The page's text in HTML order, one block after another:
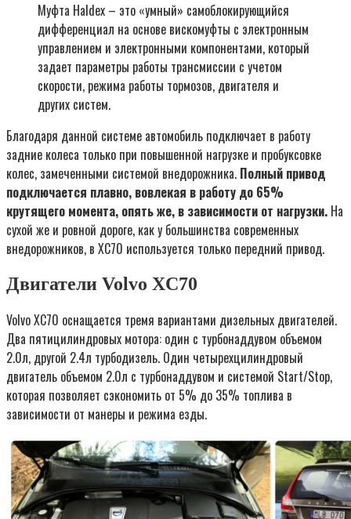
Муфта Haldex – это «умный» самоблокирующийся
дифференциал на основе вискомуфты с электронным
управлением и электронными компонентами, который
задает параметры работы трансмиссии с учетом
скорости, режима работы тормозов, двигателя и
других систем.
Благодаря данной системе автомобиль подключает в работу
задние колеса только при повышенной нагрузке и пробуксовке
колес, замеченными системой внедорожника. Полный привод
подключается плавно, вовлекая в работу до 65%
крутящего момента, опять же, в зависимости от нагрузки. На
сухой же и ровной дороге, как у большинства современных
внедорожников, в XC70 используется только передний привод.
Двигатели Volvo XC70
Volvo XC70 оснащается тремя вариантами дизельных двигателей.
Два пятицилиндровых мотора: один с турбонаддувом объемом
2.0л, другой 2.4л турбодизель. Один четырехцилиндровый
двигатель объемом 2.0л с турбонаддувом и системой Start/Stop,
которая позволяет сэкономить от 5% до 35% топлива в
зависимости от манеры и режима езды.